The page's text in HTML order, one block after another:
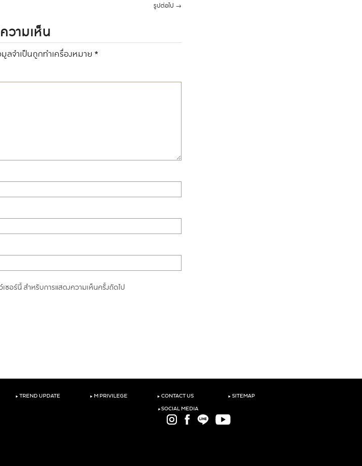
รูปต่อไป →
วามเห็น
ลจำเป็นถูกทำเครื่องหมาย *
ซอร์นี้ สำหรับการแสดงความเห็นครั้งถัดไป
‣ TREND UPDATE ‣ M PRIVILEGE ‣ CONTACT US
‣SOCIAL MEDIA
‣ SITEMAP